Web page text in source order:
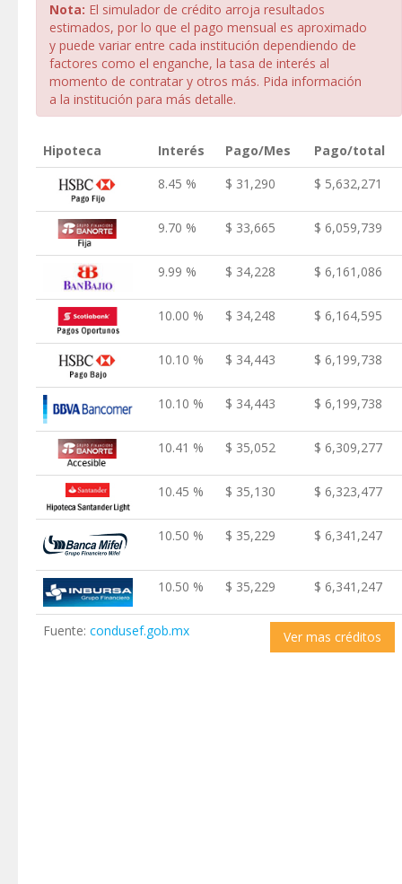
Nota: El simulador de crédito arroja resultados
estimados, por lo que el pago mensual es aproximado
y puede variar entre cada institución dependiendo de
factores como el enganche, la tasa de interés al
momento de contratar y otros más. Pida información
a la institución para más detalle.
Hipoteca Interés Pago/Mes
Pago/total
8.45 %
$ 31,290 $ 5,632,271
9.70 % $ 33,665 $ 6,059,739
9.99 % $ 34,228 $ 6,161,086
10.00 % $ 34,248 $ 6,164,595
10.10 % $ 34,443 $ 6,199,738
10.10 % $ 34,443 $ 6,199,738
10.41 % $ 35,052 $ 6,309,277
10.45 % $ 35,130 $ 6,323,477
10.50 % $ 35,229 $ 6,341,247
10.50 % $ 35,229 $ 6,341,247
Fuente: condusef.gob.mx Ver mas créditos